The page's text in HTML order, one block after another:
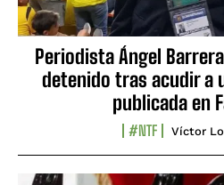
Periodista Ángel
detenido tras acudir a
publicada en
#NTF Víctor